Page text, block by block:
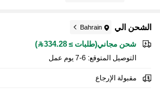
الشحن الي Bahrain
شحن مجاني(طلبات ≥ 334.28)
التوصيل المتوقع: 6-7 يوم عمل
مقبولة الإرجاع